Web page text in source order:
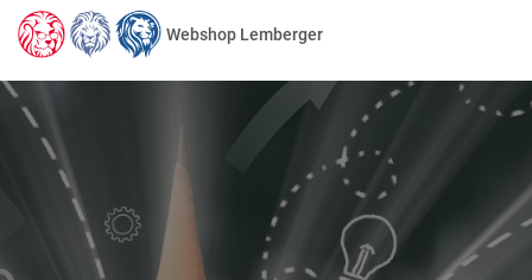
Webshop Lemberger